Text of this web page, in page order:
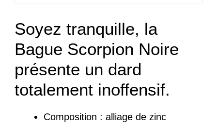
Soyez tranquille, la
Bague Scorpion Noire
présente un dard
totalement inoffensif.
Composition : a lliage de zinc